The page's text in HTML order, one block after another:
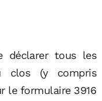
déclarer tous les
clos (y compris
le formulaire 3916